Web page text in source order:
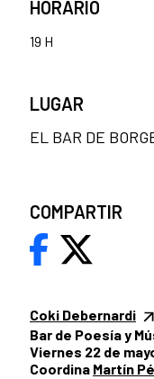
Coki Debernardi
Bar de Poesía y
Viernes 22 de
Coordina Martín
HORARIO
19 H
LUGAR
EL BAR DE
COMPARTIR